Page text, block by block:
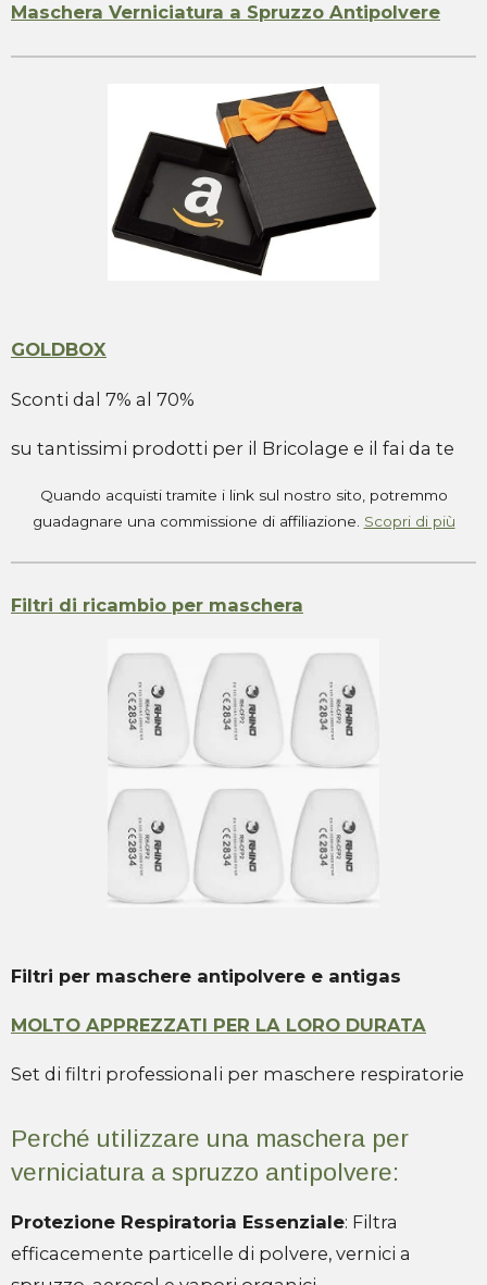
Maschera Verniciatura a Spruzzo Antipolvere
GOLDBOX
Sconti dal 7% al 70%
su tantissimi prodotti per il Bricolage e il fai da te
Quando acquisti tramite i link sul nostro sito, potremmo
guadagnare una commissione di affiliazione. Scopri di più
Filtri di ricambio per maschera
Filtri per maschere antipolvere e antigas
MOLTO APPREZZATI PER LA LORO DURATA
Set di filtri professionali per maschere respiratorie
Perché utilizzare una maschera per
verniciatura a spruzzo antipolvere:
Protezione Respiratoria Essenziale: Filtra
efficacemente particelle di polvere, vernici a